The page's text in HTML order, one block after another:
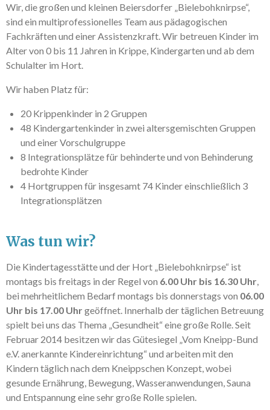
Wir, die großen und kleinen Beiersdorfer „Bielebohknirpse“,
sind ein multiprofessionelles Team aus pädagogischen
Fachkräften und einer Assistenzkraft. Wir betreuen Kinder im
Alter von 0 bis 11 Jahren in Krippe, Kindergarten und ab dem
Schulalter im Hort.
Wir haben Platz für:
20 Krippenkinder in 2 Gruppen
48 Kindergartenkinder in zwei altersgemischten Gruppen
und einer Vorschulgruppe
8 Integrationsplätze für behinderte und von Behinderung
bedrohte Kinder
4 Hortgruppen für insgesamt 74 Kinder einschließlich 3
Integrationsplätzen
Was tun wir?
Die Kindertagesstätte und der Hort „Bielebohknirpse“ ist
montags bis freitags in der Regel von 6.00 Uhr bis 16.30 Uhr
bei mehrheitlichem Bedarf montags bis donnerstags von 06.00
Uhr bis 17.00 Uhrgeöffnet. Innerhalb der täglichen Betreuung
spielt bei uns das Thema „Gesundheit“ eine große Rolle. Seit
Februar 2014 besitzen wir das Gütesiegel „Vom Kneipp-Bund
e.V. anerkannte Kindereinrichtung“ und arbeiten mit den
Kindern täglich nach dem Kneippschen Konzept, wobei
gesunde Ernährung, Bewegung, Wasseranwendungen, Sauna
und Entspannung eine sehr große Rolle spielen.